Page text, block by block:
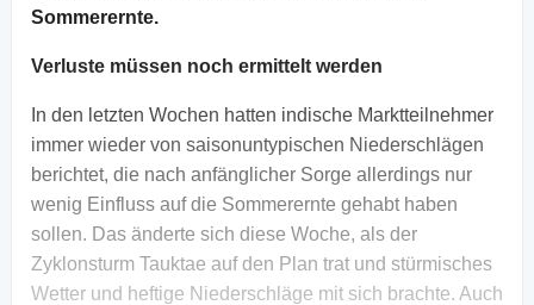
Sommerernte.
Verluste müssen noch ermittelt werden
In den letzten Wochen hatten indische Marktteilnehmer
immer wieder von saisonuntypischen Niederschlägen
berichtet, die nach anfänglicher Sorge allerdings nur
wenig Einfluss auf die Sommerernte gehabt haben
sollen. Das änderte sich diese Woche, als der
Zyklonsturm Tauktae auf den Plan trat und stürmisches
Wetter und heftige Niederschläge mit sich brachte. Auch